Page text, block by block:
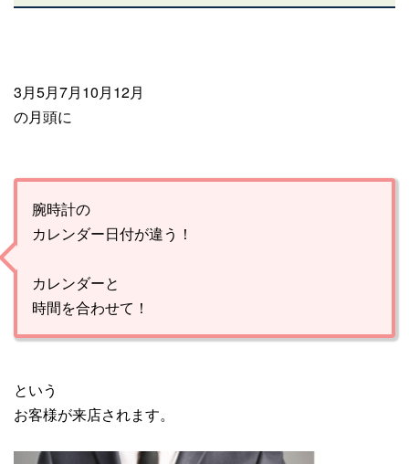
3月5月7月10月12月
の月頭に
腕時計の
カレンダー日付が違う！
カレンダーと
時間を合わせて！
という
お客様が来店されます。